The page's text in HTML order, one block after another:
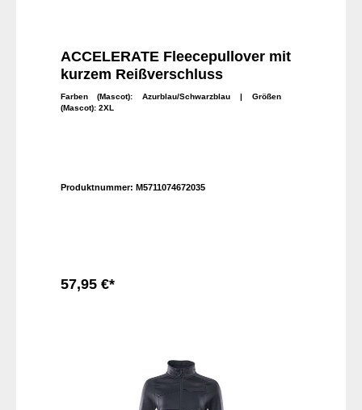
ACCELERATE Fleecepullover mit
kurzem Reißverschluss
Farben (Mascot): Azurblau/Schwarzblau | Größen
(Mascot): 2XL
Produktnummer: M5711074672035
57,95 €*